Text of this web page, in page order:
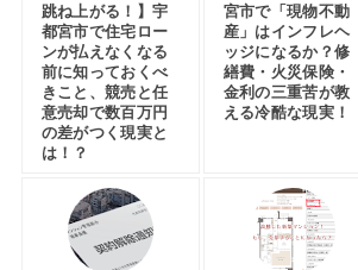
跳ね上がる！】宇
都宮市で住宅ロー
ンが払えなくなる
前に知っておくべ
きこと、競売と任
意売却で数百万円
の差がつく現実と
は！？
宮市で「現物不動
産」はインフレヘ
ッジになるか？修
繕費・火災保険・
金利の三重苦が教
える冷酷な現実！